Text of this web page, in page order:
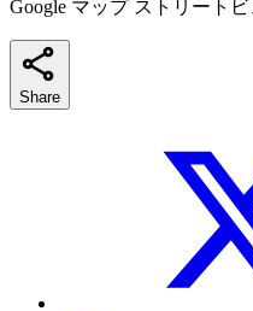
Google マップ ストリート
Share